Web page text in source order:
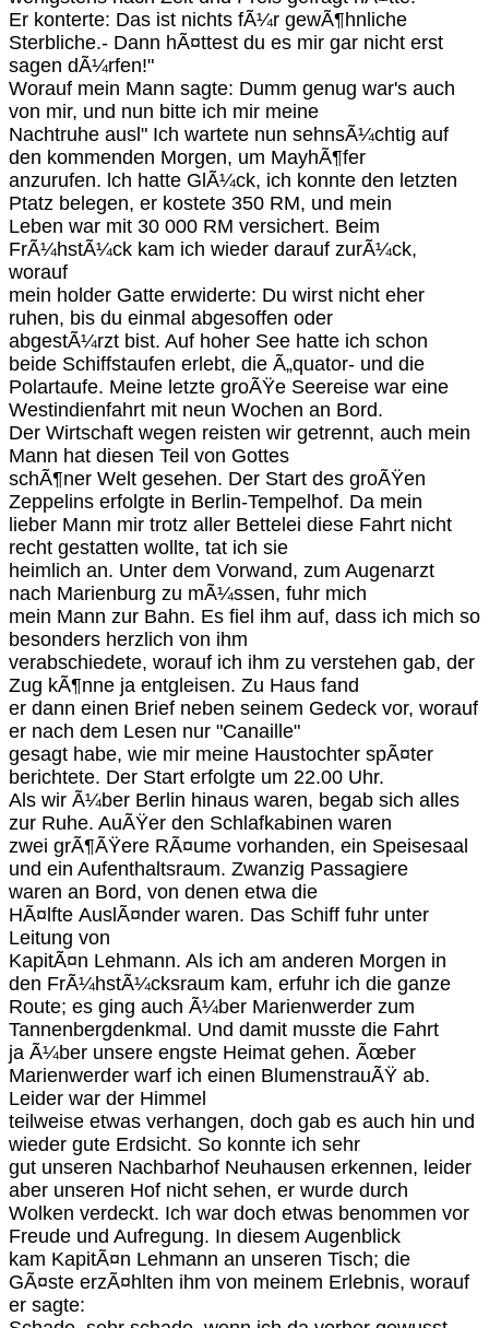
Er konterte: Das ist nichts fÃ¼r gewÃ¶hnliche
Sterbliche.- Dann hÃ¤ttest du es mir gar nicht erst
sagen dÃ¼rfen!"
Worauf mein Mann sagte: Dumm genug war's auch
von mir, und nun bitte ich mir meine
Nachtruhe ausl" Ich wartete nun sehnsÃ¼chtig auf
den kommenden Morgen, um MayhÃ¶fer
anzurufen. lch hatte GlÃ¼ck, ich konnte den letzten
Ptatz belegen, er kostete 350 RM, und mein
Leben war mit 30 000 RM versichert. Beim
FrÃ¼hstÃ¼ck kam ich wieder darauf zurÃ¼ck,
worauf
mein holder Gatte erwiderte: Du wirst nicht eher
ruhen, bis du einmal abgesoffen oder
abgestÃ¼rzt bist. Auf hoher See hatte ich schon
beide Schiffstaufen erlebt, die Ã„quator- und die
Polartaufe. Meine letzte groÃŸe Seereise war eine
Westindienfahrt mit neun Wochen an Bord.
Der Wirtschaft wegen reisten wir getrennt, auch mein
Mann hat diesen Teil von Gottes
schÃ¶ner Welt gesehen. Der Start des groÃŸen
Zeppelins erfolgte in Berlin-Tempelhof. Da mein
lieber Mann mir trotz aller Bettelei diese Fahrt nicht
recht gestatten wollte, tat ich sie
heimlich an. Unter dem Vorwand, zum Augenarzt
nach Marienburg zu mÃ¼ssen, fuhr mich
mein Mann zur Bahn. Es fiel ihm auf, dass ich mich so
besonders herzlich von ihm
verabschiedete, worauf ich ihm zu verstehen gab, der
Zug kÃ¶nne ja entgleisen. Zu Haus fand
er dann einen Brief neben seinem Gedeck vor, worauf
er nach dem Lesen nur "Canaille"
gesagt habe, wie mir meine Haustochter spÃ¤ter
berichtete. Der Start erfolgte um 22.00 Uhr.
Als wir Ã¼ber Berlin hinaus waren, begab sich alles
zur Ruhe. AuÃŸer den Schlafkabinen waren
zwei grÃ¶ÃŸere RÃ¤ume vorhanden, ein Speisesaal
und ein Aufenthaltsraum. Zwanzig Passagiere
waren an Bord, von denen etwa die
HÃ¤lfte AuslÃ¤nder waren. Das Schiff fuhr unter
Leitung von
KapitÃ¤n Lehmann. Als ich am anderen Morgen in
den FrÃ¼hstÃ¼cksraum kam, erfuhr ich die ganze
Route; es ging auch Ã¼ber Marienwerder zum
Tannenbergdenkmal. Und damit musste die Fahrt
ja Ã¼ber unsere engste Heimat gehen. Ãœber
Marienwerder warf ich einen BlumenstrauÃŸ ab.
Leider war der Himmel
teilweise etwas verhangen, doch gab es auch hin und
wieder gute Erdsicht. So konnte ich sehr
gut unseren Nachbarhof Neuhausen erkennen, leider
aber unseren Hof nicht sehen, er wurde durch
Wolken verdeckt. Ich war doch etwas benommen vor
Freude und Aufregung. In diesem Augenblick
kam KapitÃ¤n Lehmann an unseren Tisch; die
GÃ¤ste erzÃ¤hlten ihm von meinem Erlebnis, worauf
er sagte: